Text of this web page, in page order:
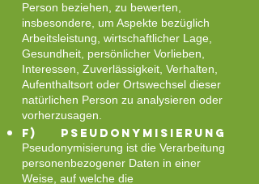
Person beziehen, zu bewerten,
insbesondere, um Aspekte bezüglich
Arbeitsleistung, wirtschaftlicher Lage,
Gesundheit, persönlicher Vorlieben,
Interessen, Zuverlässigkeit, Verhalten,
Aufenthaltsort oder Ortswechsel dieser
natürlichen Person zu analysieren oder
vorherzusagen.
f) Pseudonymisierung
Pseudonymisierung ist die Verarbeitung
personenbezogener Daten in einer
Weise, auf welche die